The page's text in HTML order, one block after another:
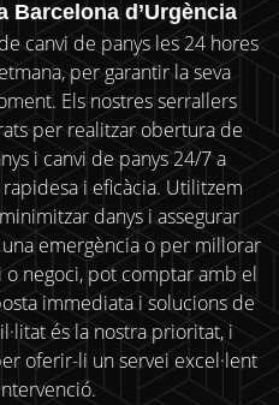
Barcelona d’Urgència
canvi de panys les 24 hores
per garantir la seva
Els nostres serrallers
per realitzar obertura de
i canvi de panys 24/7 a
i eficàcia. Utilitzem
danys i assegurar
emergència o per millorar
negoci, pot comptar amb el
immediata i solucions de
és la nostra prioritat, i
oferir-li un servei excel·lent